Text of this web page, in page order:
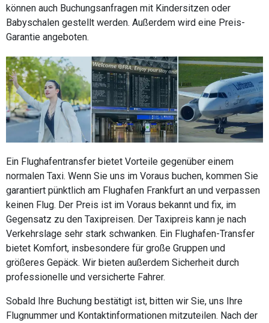
können auch Buchungsanfragen mit Kindersitzen oder
Babyschalen gestellt werden. Außerdem wird eine Preis-
Garantie angeboten.
Ein Flughafentransfer bietet Vorteile gegenüber einem
normalen Taxi. Wenn Sie uns im Voraus buchen, kommen Sie
garantiert pünktlich am Flughafen Frankfurt an und verpassen
keinen Flug. Der Preis ist im Voraus bekannt und fix, im
Gegensatz zu den Taxipreisen. Der Taxipreis kann je nach
Verkehrslage sehr stark schwanken. Ein Flughafen-Transfer
bietet Komfort, insbesondere für große Gruppen und
größeres Gepäck. Wir bieten außerdem Sicherheit durch
professionelle und versicherte Fahrer.
Sobald Ihre Buchung bestätigt ist, bitten wir Sie, uns Ihre
Flugnummer und Kontaktinformationen mitzuteilen. Nach der